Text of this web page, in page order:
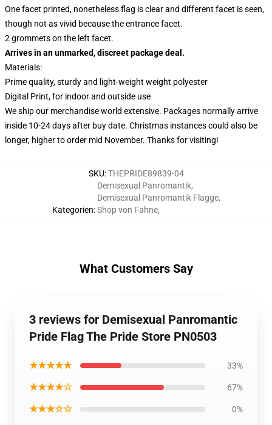
One facet printed, nonetheless flag is clear and different facet is seen,
though not as vivid because the entrance facet.
2 grommets on the left facet.
Arrives in an unmarked, discreet package deal.
Materials:
Prime quality, sturdy and light-weight weight polyester
Digital Print, for indoor and outside use
We ship our merchandise world extensive. Packages normally arrive
inside 10-24 days after buy date. Christmas instances could also be
longer, higher to order mid November. Thanks for visiting!
SKU:THEPRIDE89839-04
Kategorien:
Demisexual Panromantik,
Demisexual Panromantik Flagge,
Shop von Fahne,
What Customers Say
3 reviews for Demisexual Panromantic
Pride Flag The Pride Store PN0503
★★★★★ 33%
★★★★☆ 67%
★★★☆☆ 0%